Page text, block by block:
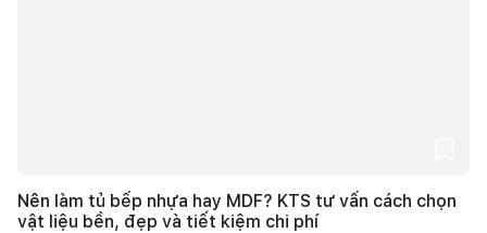
Nên làm tủ bếp nhựa hay MDF? KTS tư vấn cách chọn
vật liệu bền, đẹp và tiết kiệm chi phí